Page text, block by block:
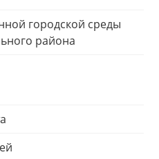
городской среды
района